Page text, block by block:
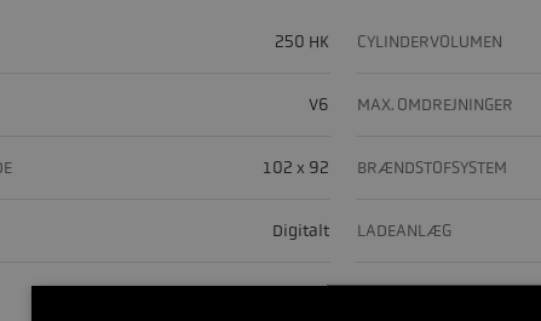
250 HK
V6
102 x 92
Digitalt
Ferskvandskøling
CYLINDERVOLUMEN
MAX. OMDREJNINGER
BRÆNDSTOFSYSTEM
LADEANLÆG
DREV